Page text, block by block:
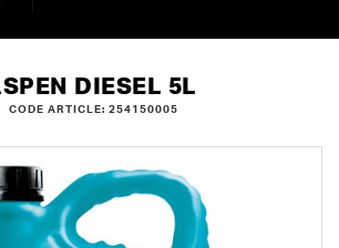
DIESEL 5L
CODE ARTICLE: 254150005